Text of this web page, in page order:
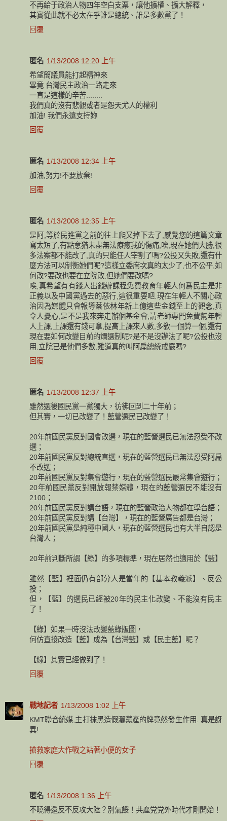
不再給于政治人物四年空白支票，讓他擴權、擴大解釋，
其實從此就不必太在乎誰是總統、誰是多數黨了！
回覆
匿名 1/13/2008 12:20 上午
希望簡議員能打起精神來
畢竟 台灣民主政治一路走來
一直是這樣的辛苦........
我們真的沒有悲觀或者是怨天尤人的權利
加油! 我們永遠支持妳
回覆
匿名 1/13/2008 12:34 上午
加油,努力!不要放棄!
回覆
匿名 1/13/2008 12:35 上午
是阿,等於民進黨之前的往上爬又掉下去了,感覺您的這篇文章
寫太短了,有點意猶未盡無法療癒我的傷痛,唉,現在她們大勝,很
多法案都不能改了,真的只能任人宰割了嗎?公投又失敗,還有什
麼方法可以制衡她們呢?這樣立委席次真的太少了,也不公平,如
何改?要改也要在立院改,但她們要改嗎?
唉,真希望有有錢人出錢辦課程免費教育年輕人何爲民主是非
正義以及中國黨過去的惡行,這很重要吧.現在年輕人不關心政
治因為媒體只會報導蔡依林年新上億這些金錢至上的觀念,真
令人憂心,是不是我來奔走辦個基金會,請老師專門免費幫年輕
人上課,上課還有錢可拿,提高上課來人數,多敎一個算一個,還有
現在要如何改變目前的爛選制呢?是不是沒辦法了呢?公投也沒
用,立院已是他們多數,難道真的叫阿扁總統戒嚴嗎?
回覆
匿名 1/13/2008 12:37 上午
雖然選後國民黨一黨獨大，彷彿回到二十年前；
但其實，一切已改變了！藍營選民已改變了！
20年前國民黨反對國會改選，現在的藍營選民已無法忍受不改
選；
20年前國民黨反對總統直選，現在的藍營選民已無法忍受阿扁
不改選；
20年前國民黨反對集會遊行，現在的藍營選民最常集會遊行；
20年前國民黨反對開放報禁媒體，現在的藍營選民不能沒有
2100；
20年前國民黨反對講台語，現在的藍營政治人物都在學台語；
20年前國民黨反對講【台灣】，現在的藍營廣告都是台灣；
20年前國民黨是純種中國人，現在的藍營選民也有大半自認是
台灣人；
20年前判斷所謂【綠】的多項標準，現在居然也適用於【藍】
雖然【藍】裡面仍有部分人是當年的【基本教義派】、反公
投；
但，【藍】的選民已經被20年的民主化改變、不能沒有民主
了！
【綠】如果一時沒法改變藍綠版圖，
何仿直接改造【藍】成為【台灣藍】或【民主藍】呢？
【綠】其實已經做到了！
回覆
戰地記者 1/13/2008 1:02 上午
KMT聯合統媒,主打抹黑造假灑黨產的牌竟然發生作用. 真是訝
異!
搶救家庭大作戰之站著小便的女子
回覆
匿名 1/13/2008 1:36 上午
不曉得還反不反攻大陸？別氣餒！共產党党外時代才剛開始！